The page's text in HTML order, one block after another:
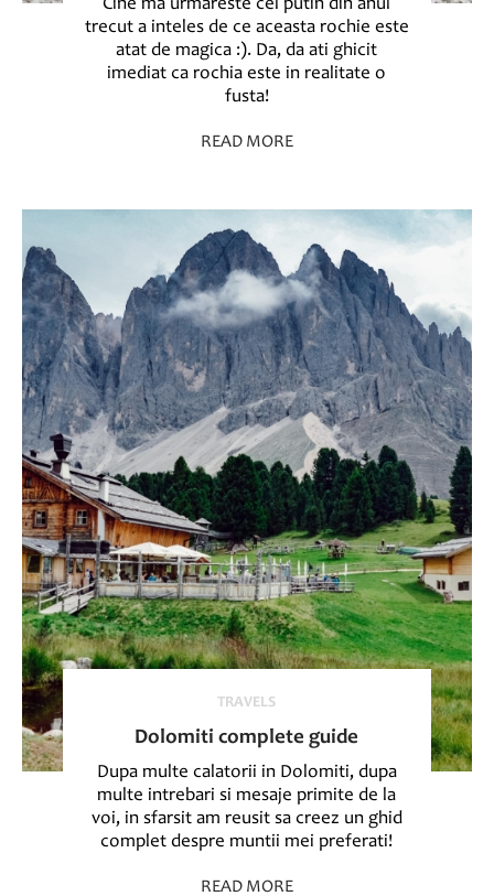
Cine ma urmareste cel putin din anul
trecut a inteles de ce aceasta rochie este
atat de magica :). Da, da ati ghicit
imediat ca rochia este in realitate o
fusta!
READ MORE
TRAVELS
Dolomiti complete guide
Dupa multe calatorii in Dolomiti, dupa
multe intrebari si mesaje primite de la
voi, in sfarsit am reusit sa creez un ghid
complet despre muntii mei preferati!
READ MORE